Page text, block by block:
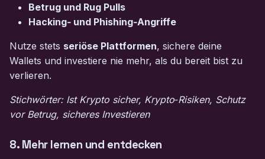
Betrug und Rug Pulls
Hacking‑ und Phishing‑Angriffe
Nutze stets seriöse Plattformen, sichere deine
Wallets und investiere nie mehr, als du bereit bist zu
verlieren.
Stichwörter: Ist Krypto sicher, Krypto‑Risiken, Schutz
vor Betrug, sicheres Investieren
8. Mehr lernen und entdecken